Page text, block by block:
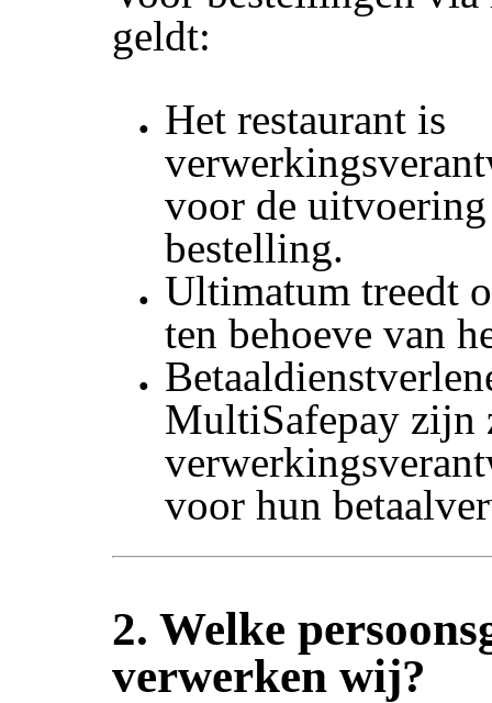
geldt:
Het restaurant is
voor de
bestelling.
Ultimatum treedt
ten behoeve van
MultiSafepay zijn
voor hun
2. Welke
verwerken wij?